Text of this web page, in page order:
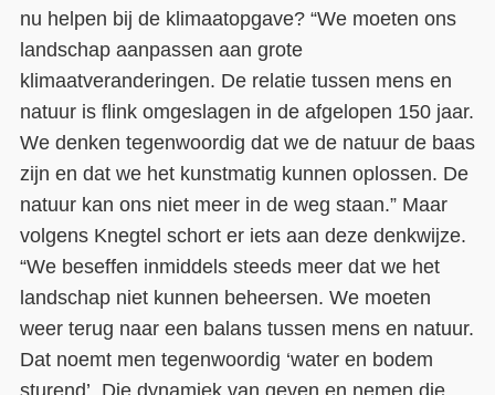
nu helpen bij de klimaatopgave? “We moeten ons
landschap aanpassen aan grote
klimaatveranderingen. De relatie tussen mens en
natuur is flink omgeslagen in de afgelopen 150 jaar.
We denken tegenwoordig dat we de natuur de baas
zijn en dat we het kunstmatig kunnen oplossen. De
natuur kan ons niet meer in de weg staan.” Maar
volgens Knegtel schort er iets aan deze denkwijze.
“We beseffen inmiddels steeds meer dat we het
landschap niet kunnen beheersen. We moeten
weer terug naar een balans tussen mens en natuur.
Dat noemt men tegenwoordig ‘water en bodem
sturend’. Die dynamiek van geven en nemen die